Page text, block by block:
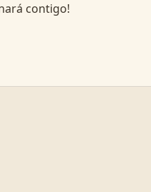
contigo!